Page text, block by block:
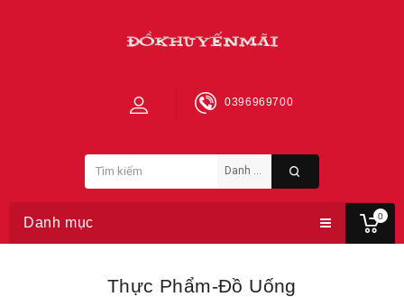
0
0396969700
Danh mục
Thực Phẩm-Đồ Uống